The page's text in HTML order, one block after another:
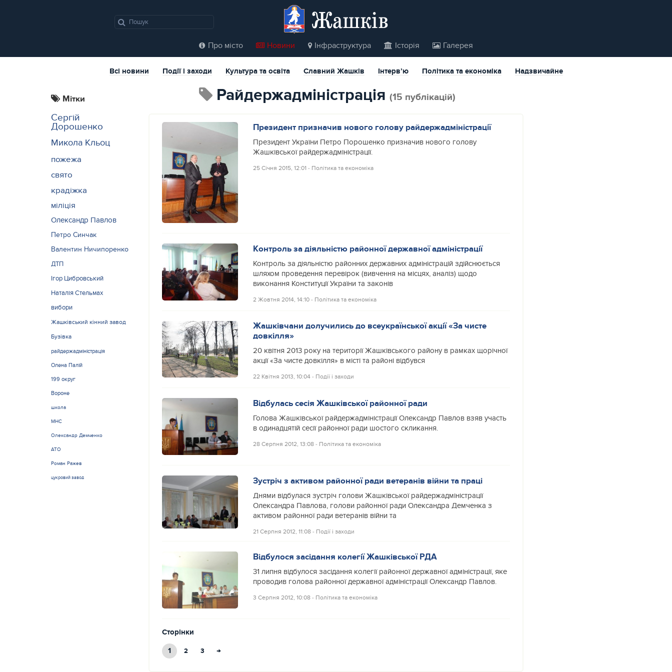
Жашків
Про місто Новини Інфраструктура Історія Галерея
Всі новини Події і заходи Культура та освіта Славний Жашків Інтерв’ю Політика та економіка Надзвичайне
Мітки
Сергій
Дорошенко
Микола Кльоц
пожежа
свято
крадіжка
міліція
Олександр Павлов
Петро Синчак
Валентин Ничипоренко
ДТП
Ігор Цибровський
Наталія Стельмах
вибори
Жашківський кінний завод
Бузівка
райдержадміністрація
Олена Палій
199 округ
Вороне
школа
МНС
Олександр Демченко
АТО
Роман Ражев
цукровий завод
райдержадміністрація (15 публікацій)
Президент призначив нового голову райдержадміністрації
Президент України Петро Порошенко призначив нового голову
Жашківської райдержадміністрації.
25 Січня 2015, 12:01 ‐ Політика та економіка
Контроль за діяльністю районної державної адміністрації
Контроль за діяльністю районних державних адміністрацій здійснюється
шляхом проведення перевірок (вивчення на місцях, аналіз) щодо
виконання Конституції України та законів
2 Жовтня 2014, 14:10 ‐ Політика та економіка
Жашківчани долучились до всеукраїнської акції «За чисте
довкілля»
20 квітня 2013 року на території Жашківського району в рамках щорічної
акції «За чисте довкілля» в місті та районі відбувся
22 Квітня 2013, 10:04 ‐ Події і заходи
Відбулась сесія Жашківської районної ради
Голова Жашківської райдержадміністрації Олександр Павлов взяв участь
в одинадцятій сесії районної ради шостого скликання.
28 Серпня 2012, 13:08 ‐ Політика та економіка
Зустріч з активом районної ради ветеранів війни та праці
Днями відбулася зустріч голови Жашківської райдержадміністрації
Олександра Павлова, голови районної ради Олександра Демченка з
активом районної ради ветеранів війни та
21 Серпня 2012, 11:08 ‐ Події і заходи
Відбулося засідання колегії Жашківської РДА
31 липня відбулося засідання колегії районної державної адміністрації, яке
проводив голова районної державної адміністрації Олександр Павлов.
3 Серпня 2012, 10:08 ‐ Політика та економіка
Сторінки
1 2 3 →